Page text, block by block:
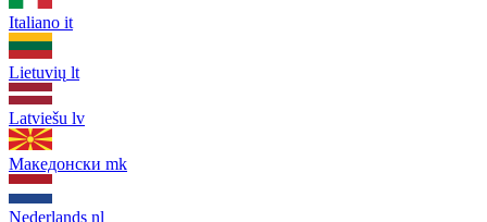
Italiano it
Lietuvių lt
Latviešu lv
Македонски mk
Nederlands nl